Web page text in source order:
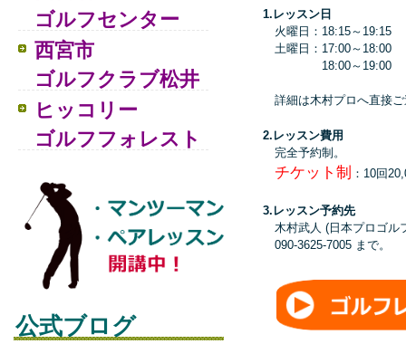
1.レッスン日
火曜日：18:15～19:15
土曜日：17:00～18:00
18:00～19:00
詳細は木村プロへ直接ご
2.レッスン費用
完全予約制。
チケット制 ：10回
3.レッスン予約先
木村武人 (日本プロゴル
090-3625-7005 まで。
ゴルフセンター
西宮市
ゴルフクラブ松井
ヒッコリー
ゴルフフォレスト
公式ブログ